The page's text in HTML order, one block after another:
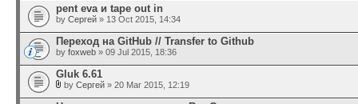
pent eva и tape out in
by Сергей » 13 Oct 2015, 14:34
Переход на GitHub // Transfer to Github
by foxweb » 09 Jul 2015, 18:36
Gluk 6.61
by Сергей » 20 Mar 2015, 12:19